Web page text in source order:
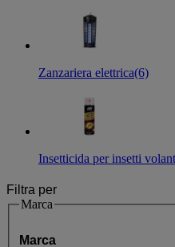
Zanzariera elettrica(6)
Insetticida per insetti
Filtra per
Marca
Marca